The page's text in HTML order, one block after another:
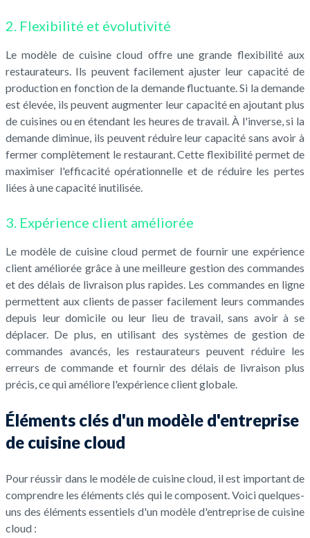
2. Flexibilité et évolutivité
Le modèle de cuisine cloud offre une grande flexibilité aux
restaurateurs. Ils peuvent facilement ajuster leur capacité de
production en fonction de la demande fluctuante. Si la demande
est élevée, ils peuvent augmenter leur capacité en ajoutant plus
de cuisines ou en étendant les heures de travail. À l'inverse, si la
demande diminue, ils peuvent réduire leur capacité sans avoir à
fermer complètement le restaurant. Cette flexibilité permet de
maximiser l'efficacité opérationnelle et de réduire les pertes
liées à une capacité inutilisée.
3. Expérience client améliorée
Le modèle de cuisine cloud permet de fournir une expérience
client améliorée grâce à une meilleure gestion des commandes
et des délais de livraison plus rapides. Les commandes en ligne
permettent aux clients de passer facilement leurs commandes
depuis leur domicile ou leur lieu de travail, sans avoir à se
déplacer. De plus, en utilisant des systèmes de gestion de
commandes avancés, les restaurateurs peuvent réduire les
erreurs de commande et fournir des délais de livraison plus
précis, ce qui améliore l'expérience client globale.
Éléments clés d'un modèle d'entreprise
de cuisine cloud
Pour réussir dans le modèle de cuisine cloud, il est important de
comprendre les éléments clés qui le composent. Voici quelques-
uns des éléments essentiels d'un modèle d'entreprise de cuisine
cloud :